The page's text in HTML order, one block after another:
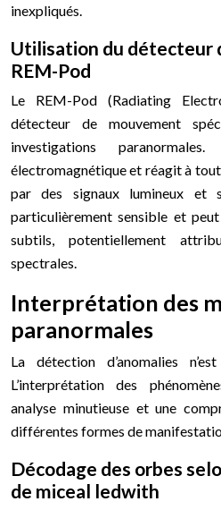
inexpliqués.
Utilisation du détecteur
REM-Pod
Le REM-Pod (Radiating
détecteur de mouvement
investigations
électromagnétique et réagit à
par des signaux lumineux et
particulièrement sensible et
subtils, potentiellement
spectrales.
Interprétation des
paranormales
La détection d’anomalies
L’interprétation des
analyse minutieuse et une
différentes formes de
Décodage des orbes
de miceal ledwith